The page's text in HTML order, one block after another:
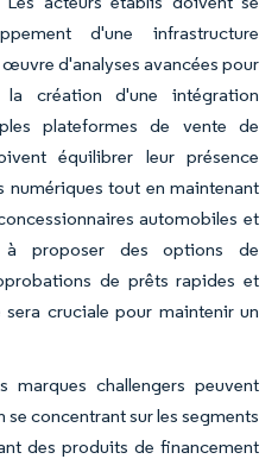
d'une infrastructure
d'analyses avancées pour
création d'une intégration
plateformes de vente de
équilibrer leur présence
numériques tout en maintenant
automobiles et
proposer des options de
de prêts rapides et
cruciale pour maintenir un
marques challengers peuvent
concentrant sur les segments
des produits de financement